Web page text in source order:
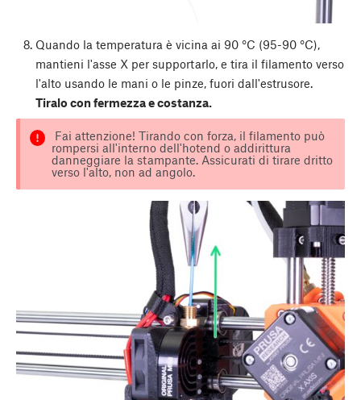
Quando la temperatura è vicina ai 90 °C (95-90 °C),
mantieni l'asse X per supportarlo, e tira il filamento verso
l'alto usando le mani o le pinze, fuori dall'estrusore.
Tiralo con fermezza e costanza.
Fai attenzione! Tirando con forza, il filamento può
rompersi all'interno dell'hotend o addirittura
danneggiare la stampante. Assicurati di tirare dritto
verso l'alto, non ad angolo.